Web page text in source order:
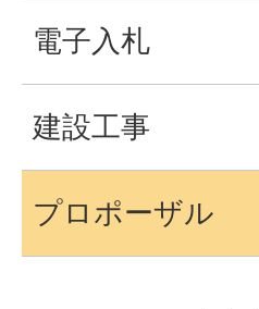
電子入札
建設工事
プロポーザル